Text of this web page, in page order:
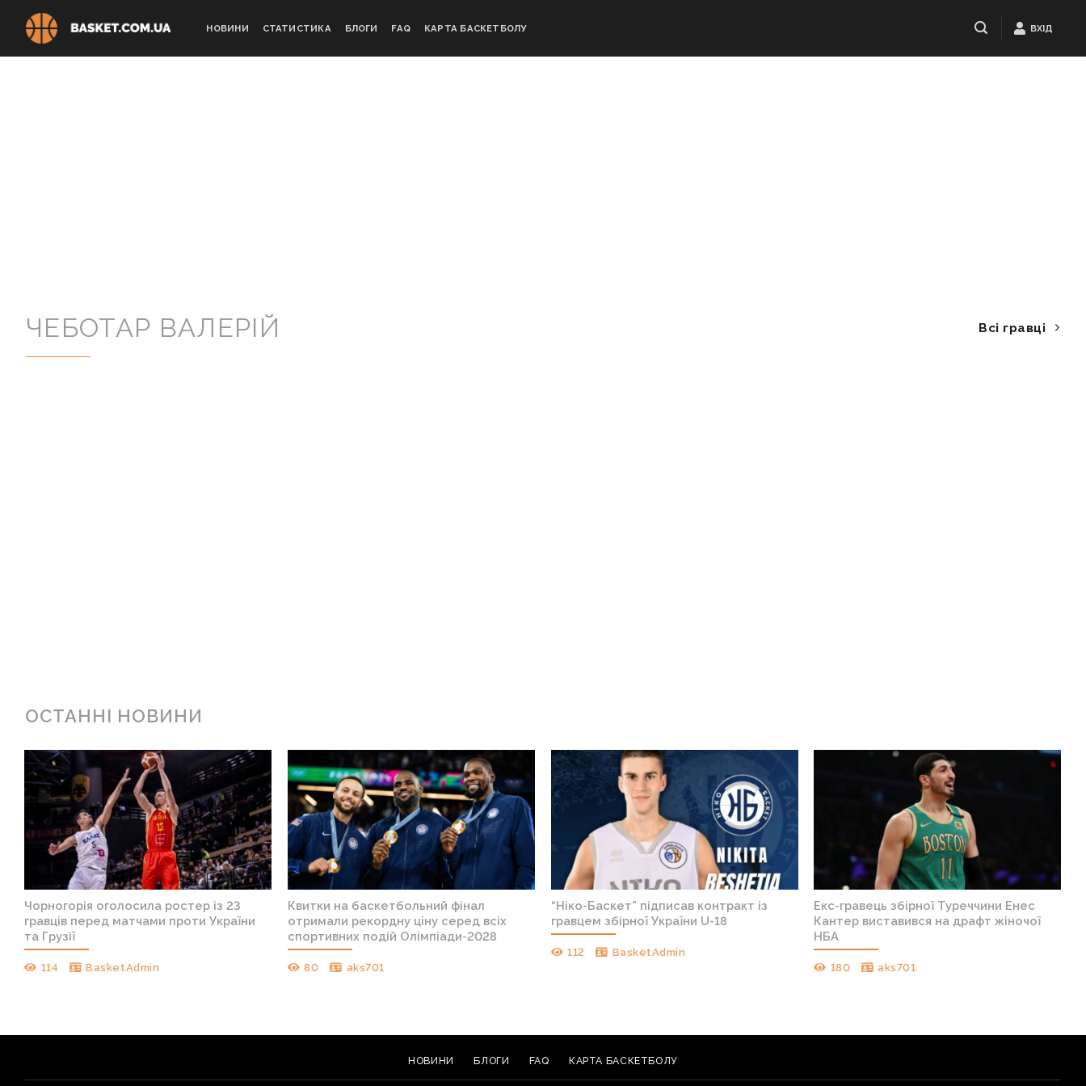
НОВИНИ СТАТИСТИКА БЛОГИ FAQ КАРТА БАСКЕТБОЛУ ВХІД
ЧЕБОТАР ВАЛЕРІЙ Всі гравці
ОСТАННІ НОВИНИ
Чорногорія оголосила ростер із 23
гравців перед матчами проти України
та Грузії
114 BasketAdmin
Квитки на баскетбольний фінал
отримали рекордну ціну серед всіх
спортивних подій Олімпіади-2028
80 aks701
“Ніко-Баскет” підписав контракт із
гравцем збірної України U-18
112 BasketAdmin
Екс-гравець збірної Туреччини Енес
Кантер виставився на драфт жіночої
НБА
180 aks701
НОВИНИ БЛОГИ FAQ КАРТА БАСКЕТБОЛУ